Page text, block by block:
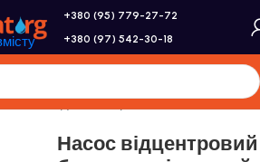
+380 (95) 779-27-72
+380 (97) 542-30-18
обладнання/Промислові насоси
Насос відцентровий